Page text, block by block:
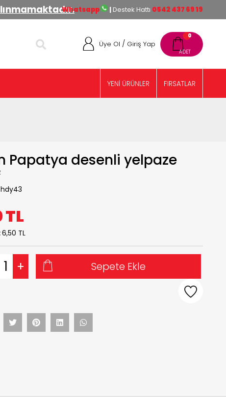
Whatsapp |Destek Hattı 0542 437 69 19
0
Üye Ol / Giriş Yap
FIRSATLAR
YENİ ÜRÜNLER
Papatya desenli yelpaze
hdy43
TL
6,50 TL
+ Sepete Ekle